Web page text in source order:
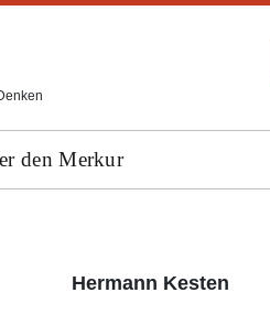
den Merkur
Hermann Kesten